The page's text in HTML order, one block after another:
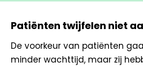
Patiënten twijfelen niet
De voorkeur van patiënten
minder wachttijd, maar zij